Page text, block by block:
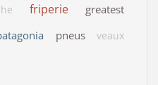
friperie
greatest
pneus veaux